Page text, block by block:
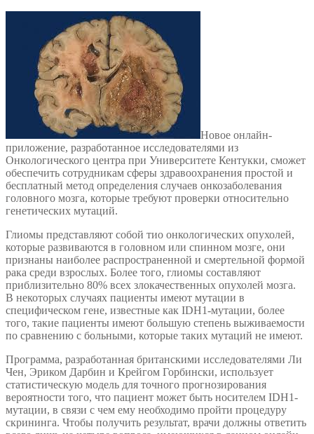
Новое онлайн-
приложение, разработанное исследователями из
Онкологического центра при Университете Кентукки, сможет
обеспечить сотрудникам сферы здравоохранения простой и
бесплатный метод определения случаев онкозаболевания
головного мозга, которые требуют проверки относительно
генетических мутаций.
Глиомы представляют собой тио онкологических опухолей,
которые развиваются в головном или спинном мозге, они
признаны наиболее распространенной и смертельной формой
рака среди взрослых. Более того, глиомы составляют
приблизительно 80% всех злокачественных опухолей мозга.
В некоторых случаях пациенты имеют мутации в
специфическом гене, известные как IDH1-мутации, более
того, такие пациенты имеют большую степень выживаемости
по сравнению с больными, которые таких мутаций не имеют.
Программа, разработанная британскими исследователями Ли
Чен, Эриком Дарбин и Крейгом Горбински, использует
статистическую модель для точного прогнозирования
вероятности того, что пациент может быть носителем IDH1-
мутации, в связи с чем ему необходимо пройти процедуру
скрининга. Чтобы получить результат, врачи должны ответить